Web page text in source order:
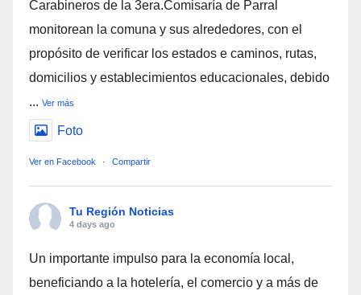
Carabineros de la 3era.Comisaría de Parral
monitorean la comuna y sus alrededores, con el
propósito de verificar los estados e caminos, rutas,
domicilios y establecimientos educacionales, debido
... Ver más
Foto
Ver en Facebook · Compartir
Tu Región Noticias
4 days ago
Un importante impulso para la economía local,
beneficiando a la hotelería, el comercio y a más de